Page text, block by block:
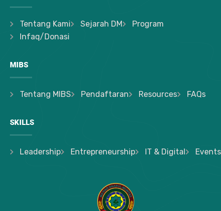
Tentang Kami Sejarah DM
Program
Infaq/Donasi
MIBS
Tentang MIBS Pendaftaran Resources FAQs
SKILLS
Leadership Entrepreneurship IT & Digital Events